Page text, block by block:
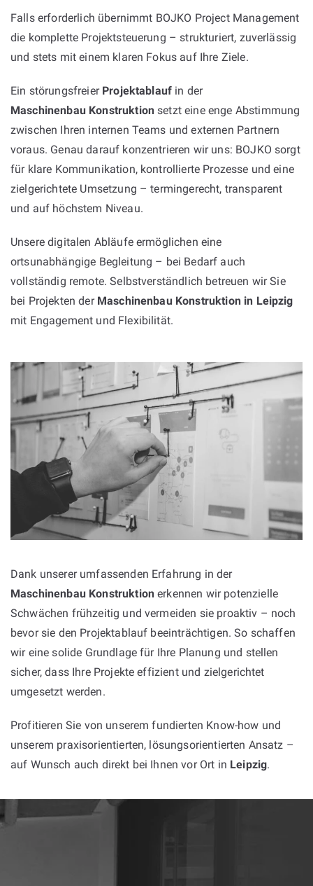
Falls erforderlich übernimmt BOJKO Project Management
die komplette Projektsteuerung – strukturiert, zuverlässig
und stets mit einem klaren Fokus auf Ihre Ziele.
Ein störungsfreier Projektablauf in der
Maschinenbau Konstruktion setzt eine enge Abstimmung
zwischen Ihren internen Teams und externen Partnern
voraus. Genau darauf konzentrieren wir uns: BOJKO sorgt
für klare Kommunikation, kontrollierte Prozesse und eine
zielgerichtete Umsetzung – termingerecht, transparent
und auf höchstem Niveau.
Unsere digitalen Abläufe ermöglichen eine
ortsunabhängige Begleitung – bei Bedarf auch
vollständig remote. Selbstverständlich betreuen wir Sie
bei Projekten der Maschinenbau Konstruktion in Leipzig
mit Engagement und Flexibilität.
Dank unserer umfassenden Erfahrung in der
Maschinenbau Konstruktion erkennen wir potenzielle
Schwächen frühzeitig und vermeiden sie proaktiv – noch
bevor sie den Projektablauf beeinträchtigen. So schaffen
wir eine solide Grundlage für Ihre Planung und stellen
sicher, dass Ihre Projekte effizient und zielgerichtet
umgesetzt werden.
Profitieren Sie von unserem fundierten Know-how und
unserem praxisorientierten, lösungsorientierten Ansatz –
auf Wunsch auch direkt bei Ihnen vor Ort in Leipzig.